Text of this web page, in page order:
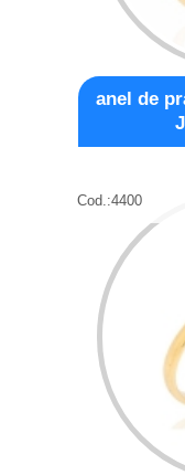
anel de
Cod.:4400